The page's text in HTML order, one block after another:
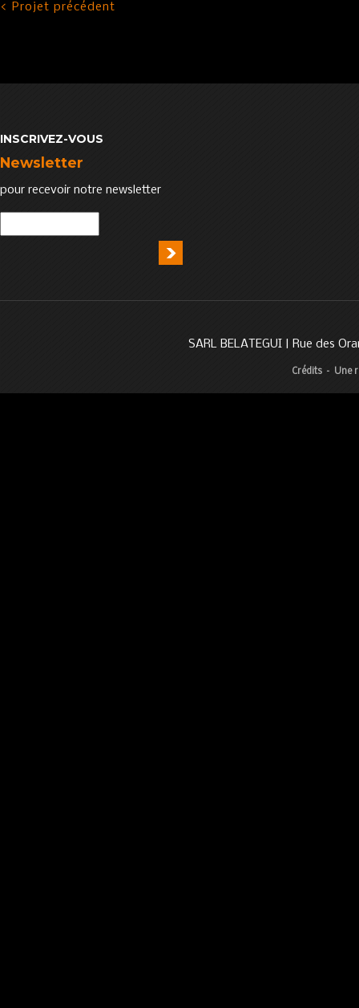
< Projet précédent
INSCRIVEZ-VOUS
Newsletter
pour recevoir notre newsletter
SARL BELATEGUI | Rue des
Crédits – Une